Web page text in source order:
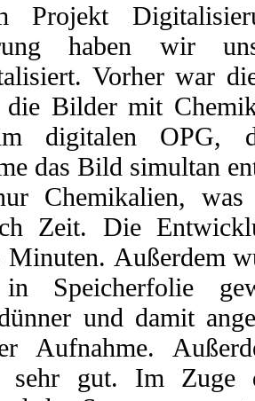
Projekt
haben wir
Vorher war
die Bilder mit
digitalen OPG,
das Bild simultan
Chemikalien,
Zeit. Die
Minuten. Außerdem
in Speicherfolie
und damit
Aufnahme.
sehr gut. Im Zuge